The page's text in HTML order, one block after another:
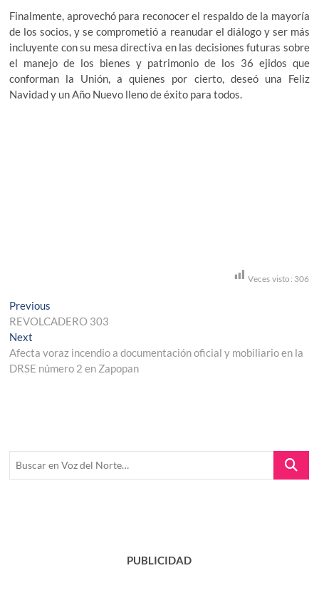
Finalmente, aprovechó para reconocer el respaldo de la mayoría
de los socios, y se comprometió a reanudar el diálogo y ser más
incluyente con su mesa directiva en las decisiones futuras sobre
el manejo de los bienes y patrimonio de los 36 ejidos que
conforman la Unión, a quienes por cierto, deseó una Feliz
Navidad y un Año Nuevo lleno de éxito para todos.
Veces visto: 306
Navegación
de
entradas
Previous
post:
REVOLCADERO 303
Next
post:
Afecta voraz incendio a documentación oficial y mobiliario en la
DRSE número 2 en Zapopan
Buscar
PUBLICIDAD